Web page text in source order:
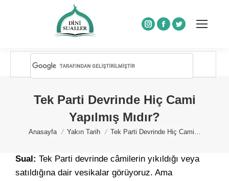
Instagram
Facebook
Twitter
Tek Parti Devrinde Hiç Cami
Yapılmış Mıdır?
You are here:
Anasayfa Yakın Tarih Tek Parti Devrinde Hiç Cami…
Sual: Tek Parti devrinde câmilerin yıkıldığı veya
satıldığına dair vesikalar görüyoruz. Ama